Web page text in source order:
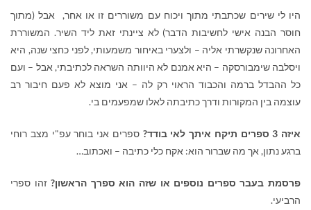
היו לי שירים שכתבתי מתוך ויכוח עם משוררים זו או אחר, אבל (מתוך
חוסר הבנה אישי לחשיבות הדבר) לא ציינתי זאת ליד השיר. המשוררת
האחרונה שנקשרתי אליה – ולצערי באיחור משמעותי, לפני כחצי שנה, היא
ויסלבה שימבורסקה – היא אמנם לא היוותה השראה לכתיבתי, אבל – ועם
כל ההבדל ברמה והכבוד הראוי רק לה – אני מוצא לא פעם חיבור רב
עוצמה בין המקורות ודרך כתיבתה לאלו שמפעמים בי.
איזה 3 ספרים תיקח איתך לאי בודד?
ספרים אני בוחר עפ"י מצב רוחי
ברגע נתון, אך מה שברור הוא: אקח כלי כתיבה – ואכתוב…
פרסמת בעבר ספרים נוספים או שזה הוא ספרך הראשון?זהו ספרי
הרביעי.